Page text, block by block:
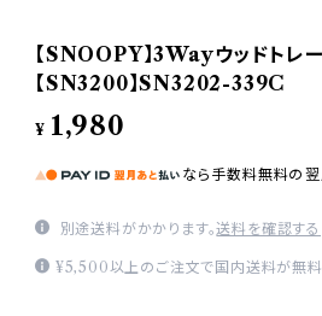
【SNOOPY】3Wayウッドトレ
【SN3200】SN3202-339C
¥ 1,980
なら 手数料無料の
別途送料がかかります。送料を確認する
¥5,500以上のご注文で国内送料が無料